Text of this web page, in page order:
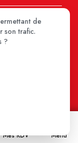
Mes RDV Menu
de
son trafic.
?